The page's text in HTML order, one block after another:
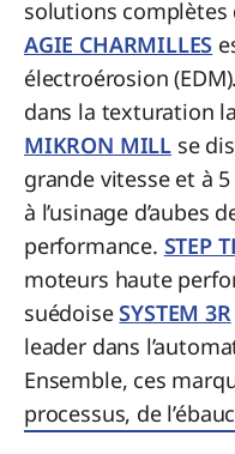
solutions complètes
AGIE CHARMILLES
électroérosion (EDM).
dans la texturation
MIKRON MILL se
grande vitesse et à 5
à l’usinage d’aubes
performance. STEP
moteurs haute
suédoiseSYSTEM 3R
leader dans
Ensemble, ces
processus, de